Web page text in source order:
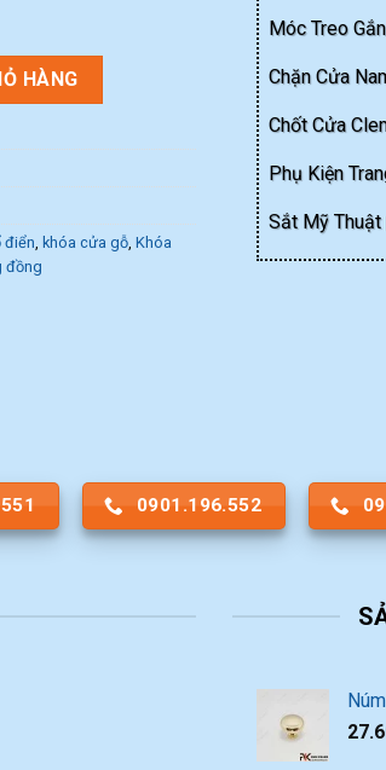
Vàng) số lượng
HÀNG
điển ,khóa cửa gỗ ,Khóa
đồng
Móc Treo
Chặn Cửa
Chốt Cửa
Phụ Kiện
Sắt Mỹ Thuật
0901.196.552